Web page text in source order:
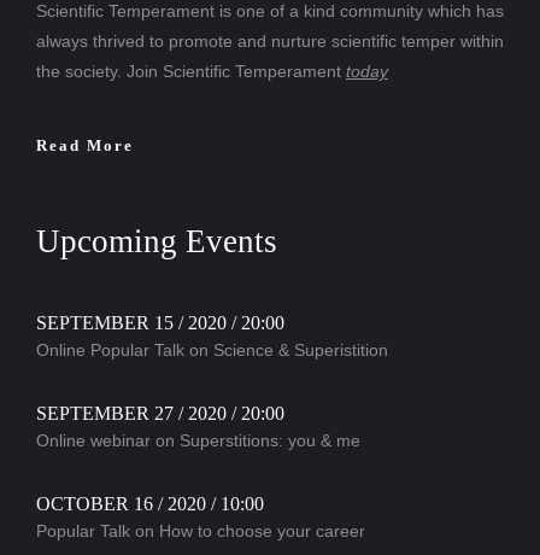
Scientific Temperament is one of a kind community which has
always thrived to promote and nurture scientific temper within
the society. Join Scientific Temperament today
Read More
Upcoming Events
SEPTEMBER 15 / 2020 / 20:00
Online Popular Talk on Science & Superistition
SEPTEMBER 27 / 2020 / 20:00
Online webinar on Superstitions: you & me
OCTOBER 16 / 2020 / 10:00
Popular Talk on How to choose your career